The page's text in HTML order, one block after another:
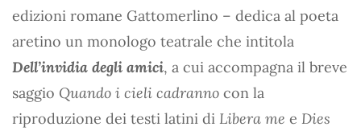
edizioni romane Gattomerlino – dedica al poeta
aretino un monologo teatrale che intitola
Dell’invidia degli amici, a cui accompagna il breve
saggio Quando i cieli cadranno con la
riproduzione dei testi latini di Libera me e Dies